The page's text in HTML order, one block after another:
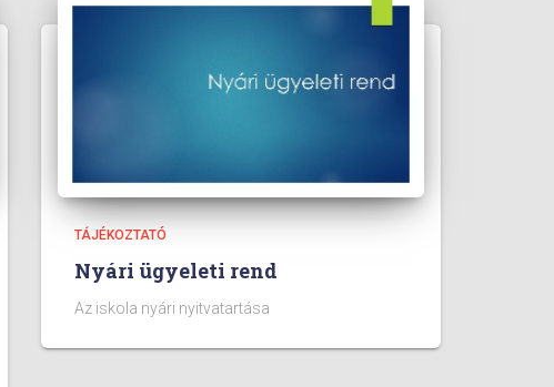
TÁJÉKOZTATÓ
Nyári ügyeleti rend
Az iskola nyári nyitvatartása